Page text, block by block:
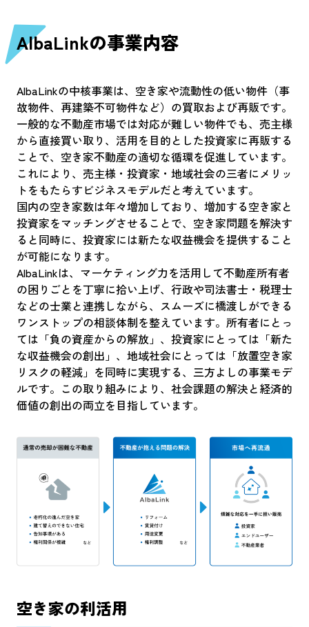
AlbaLinkの事業内容
AlbaLinkの中核事業は、空き家や流動性の低い物件（事
故物件、再建築不可物件など）の買取および再販です。
一般的な不動産市場では対応が難しい物件でも、売主様
から直接買い取り、活用を目的とした投資家に再販する
ことで、空き家不動産の適切な循環を促進しています。
これにより、売主様・投資家・地域社会の三者にメリッ
トをもたらすビジネスモデルだと考えています。
国内の空き家数は年々増加しており、増加する空き家と
投資家をマッチングさせることで、空き家問題を解決す
ると同時に、投資家には新たな収益機会を提供すること
が可能になります。
AlbaLinkは、マーケティング力を活用して不動産所有者
の困りごとを丁寧に拾い上げ、行政や司法書士・税理士
などの士業と連携しながら、スムーズに橋渡しができる
ワンストップの相談体制を整えています。所有者にとっ
ては「負の資産からの解放」、投資家にとっては「新た
な収益機会の創出」、地域社会にとっては「放置空き家
リスクの軽減」を同時に実現する、三方よしの事業モデ
ルです。この取り組みにより、社会課題の解決と経済的
価値の創出の両立を目指しています。
空き家の利活用